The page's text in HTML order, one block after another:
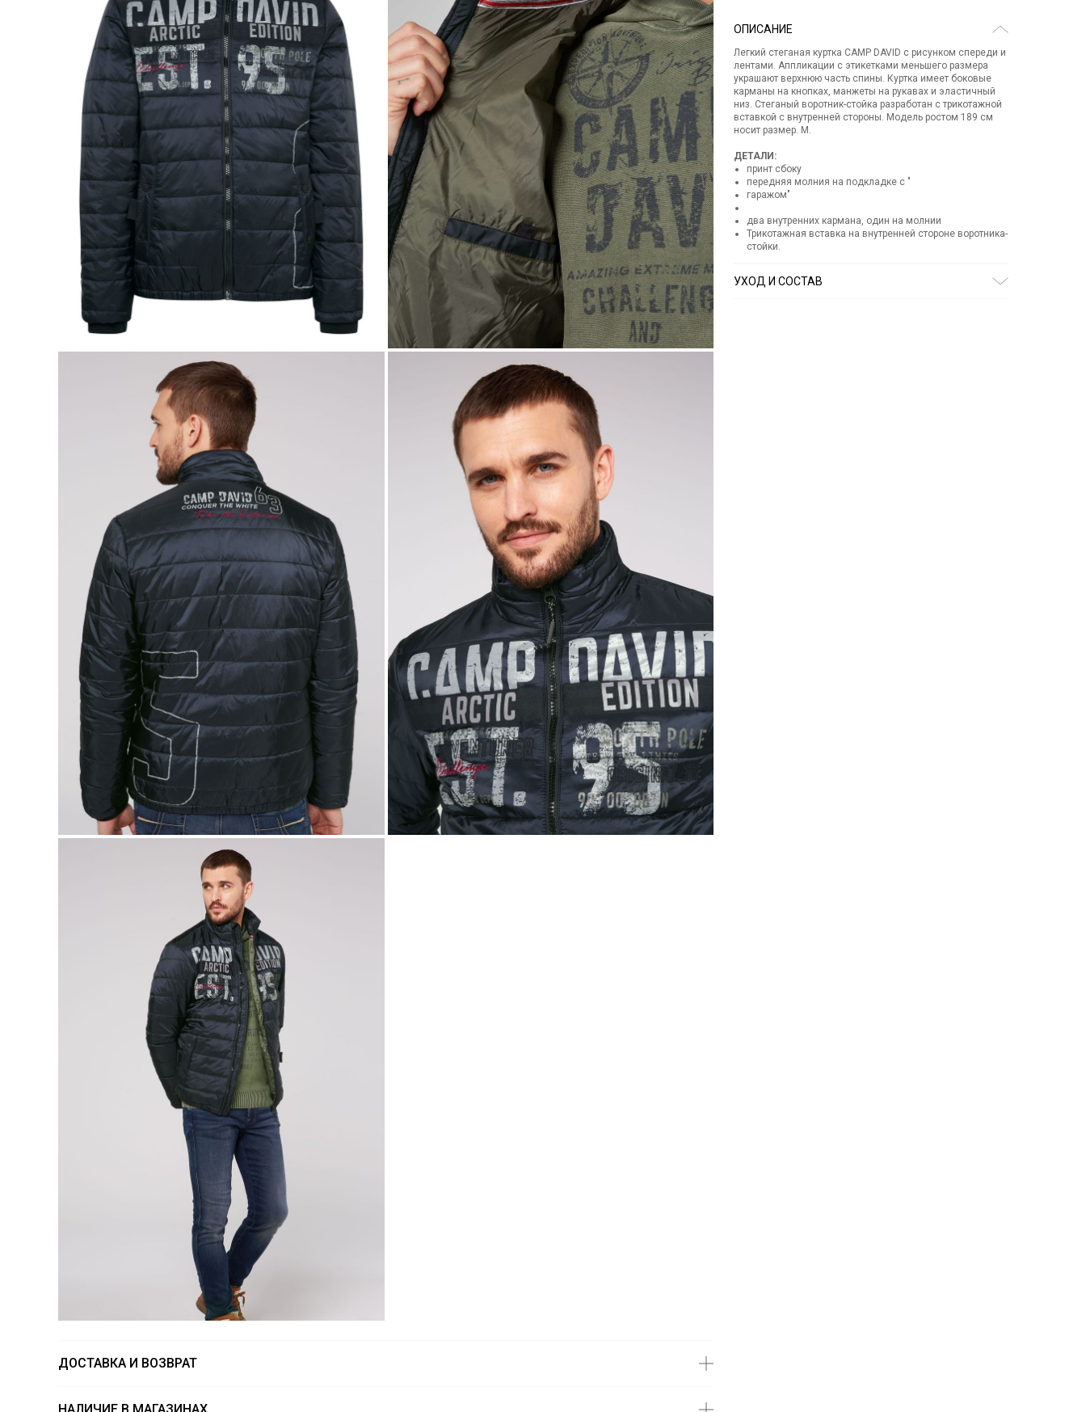
ДОСТАВКА И ВОЗВРАТ
НАЛИЧИЕ В МАГАЗИНАХ
ОПИСАНИЕ
Легкий стеганая куртка CAMP DAVID с рисунком спереди и
лентами. Аппликации с этикетками меньшего размера
украшают верхнюю часть спины. Куртка имеет боковые
карманы на кнопках, манжеты на рукавах и эластичный
низ. Стеганый воротник-стойка разработан с трикотажной
вставкой с внутренней стороны. Модель ростом 189 см
носит размер. М.
ДЕТАЛИ:
принт сбоку
передняя молния на подкладке с "
гаражом"
два внутренних кармана, один на молнии
Трикотажная вставка на внутренней стороне воротника-
стойки.
УХОД И СОСТАВ